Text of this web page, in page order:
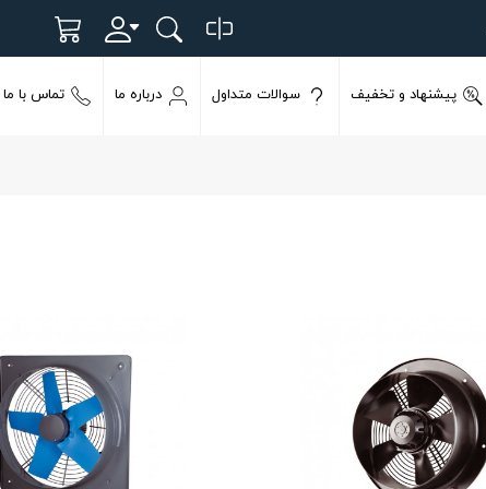
پیشنهاد و تخفیف سوالات متداول درباره ما تماس با ما